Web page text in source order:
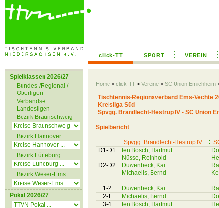
click-TT SPORT VEREIN
Home > click-TT > Vereine > SC Union Emlichheim
Spielklassen 2026/27
Bundes-/Regional-/
Oberligen
Verbands-/
Landesligen
Bezirk Braunschweig
Bezirk Hannover
Bezirk Lüneburg
Bezirk Weser-Ems
Pokal 2026/27
Tischtennis-Regionsverband Ems-Vechte
Kreisliga Süd
Spvgg. Brandlecht-Hestrup IV - SC Union
Spielbericht
Spvgg. Brandlecht-Hestrup IV
D1-D1
ten Bosch, Hartmut
Nüsse, Reinhold
D2-D2
Duwenbeck, Kai
Michaelis, Bernd
1-2 Duwenbeck, Kai
2-1
Michaelis, Bernd
3-4
ten Bosch, Hartmut